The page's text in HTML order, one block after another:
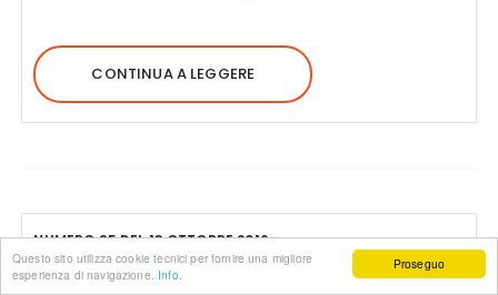
Proseguo
Questo sito utilizza cookie tecnici per fornire una migliore
esperienza di navigazione. Info.
CONTINUA A LEGGERE
NUMERO 95 DEL 13 OTTOBRE 2016